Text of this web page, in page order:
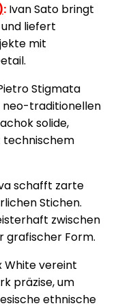
: Ivan Sato bringt
liefert
mit
Stigmata
neo-traditionellen
solide,
technischem
schafft zarte
Stichen.
zwischen
grafischer Form.
White vereint
präzise, um
ethnische